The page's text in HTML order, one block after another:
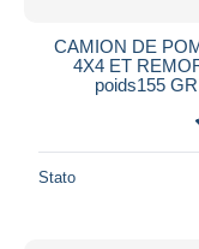
CAMION DE
4X4 ET
poids155
Stato